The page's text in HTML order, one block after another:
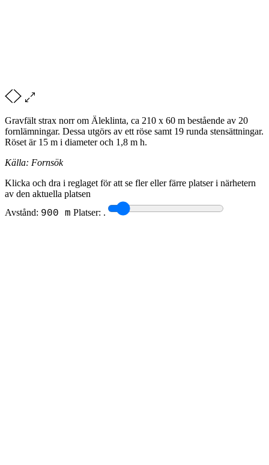
Gravfält strax norr om Äleklinta, ca 210 x 60 m bestående av 20
fornlämningar. Dessa utgörs av ett röse samt 19 runda stensättningar.
Röset är 15 m i diameter och 1,8 m h.
Källa: Fornsök
Klicka och dra i reglaget för att se fler eller färre platser i närhetern
av den aktuella platsen
Avstånd: 900 m Platser: .